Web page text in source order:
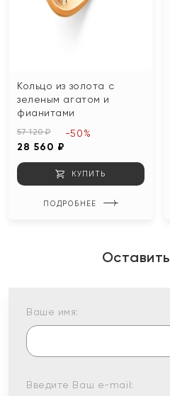
Кольцо из золота с
зеленым агатом и
фианитами
57 120 ₽
28 560 ₽
-50%
КУПИТЬ
ПОДРОБНЕЕ
Ваше имя:
Введите Ваш e-mail: